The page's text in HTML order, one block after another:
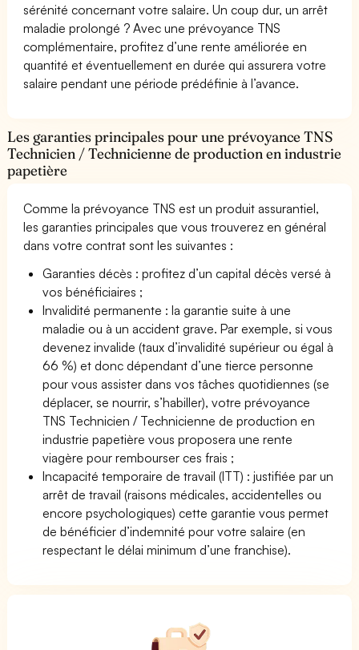
sérénité concernant votre salaire. Un coup dur, un arrêt
maladie prolongé ? Avec une prévoyance TNS
complémentaire, profitez d’une rente améliorée en
quantité et éventuellement en durée qui assurera votre
salaire pendant une période prédéfinie à l’avance.
Les garanties principales pour une prévoyance TNS
Technicien / Technicienne de production en industrie
papetière
Comme la prévoyance TNS est un produit assurantiel,
les garanties principales que vous trouverez en général
dans votre contrat sont les suivantes :
Garanties décès : profitez d’un capital décès versé à
vos bénéficiaires ;
Invalidité permanente : la garantie suite à une
maladie ou à un accident grave. Par exemple, si vous
devenez invalide (taux d’invalidité supérieur ou égal à
66 %) et donc dépendant d’une tierce personne
pour vous assister dans vos tâches quotidiennes (se
déplacer, se nourrir, s’habiller), votre prévoyance
TNS Technicien / Technicienne de production en
industrie papetière vous proposera une rente
viagère pour rembourser ces frais ;
Incapacité temporaire de travail (ITT) : justifiée par un
arrêt de travail (raisons médicales, accidentelles ou
encore psychologiques) cette garantie vous permet
de bénéficier d’indemnité pour votre salaire (en
respectant le délai minimum d’une franchise).